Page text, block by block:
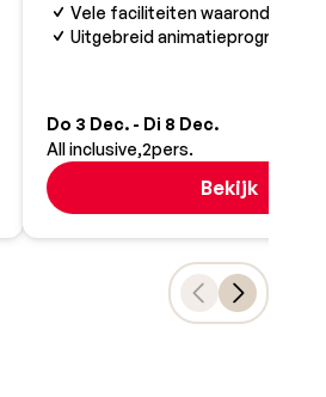
Vele faciliteiten waaronder 3
Uitgebreid animatieprogramma
Do 3 Dec. - Di 8 Dec.
All inclusive 2pers.
Bekijk